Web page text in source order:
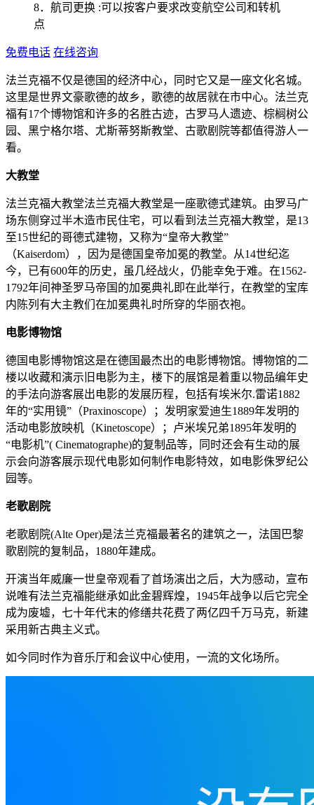
8．航司更换 :可以按客户要求改变航空公司和转机
点
免费电话 在线咨询
法兰克福不仅是德国的经济中心，同时它又是一座文化名城。
这里是世界文豪歌德的故乡，歌德的故居就在市中心。法兰克
福有17个博物馆和许多的名胜古迹，古罗马人遗迹、棕榈树公
园、黑宁格尔塔、尤斯蒂努斯教堂、古歌剧院等都值得游人一
看。
大教堂
法兰克福大教堂法兰克福大教堂是一座歌德式建筑。由罗马广
场东侧穿过半木造市民住宅，可以看到法兰克福大教堂，是13
至15世纪的哥德式建物，又称为“皇帝大教堂”
（Kaiserdom），因为是德国皇帝加冕的教堂。从14世纪迄
今，已有600年的历史，虽几经战火，仍能幸免于难。在1562-
1792年间神圣罗马帝国的加冕典礼即在此举行，在教堂的宝库
内陈列有大主教们在加冕典礼时所穿的华丽衣袍。
电影博物馆
德国电影博物馆这是在德国最杰出的电影博物馆。博物馆的二
楼以收藏和演示旧电影为主，楼下的展馆是着重以物品编年史
的手法向游客展出电影的发展历程，包括有埃米尔.雷诺1882
年的“实用镜”（Praxinoscope）；发明家爱迪生1889年发明的
活动电影放映机（Kinetoscope）；卢米埃兄弟1895年发明的
“电影机”( Cinematographe)的复制品等，同时还会有生动的展
示会向游客展示现代电影如何制作电影特效，如电影侏罗纪公
园等。
老歌剧院
老歌剧院(Alte Oper)是法兰克福最著名的建筑之一，法国巴黎
歌剧院的复制品，1880年建成。
开演当年威廉一世皇帝观看了首场演出之后，大为感动，宣布
说唯有法兰克福能继承如此金碧辉煌，1945年战争以后它完全
成为废墟，七十年代末的修缮共花费了两亿四千万马克，新建
采用新古典主义式。
如今同时作为音乐厅和会议中心使用，一流的文化场所。